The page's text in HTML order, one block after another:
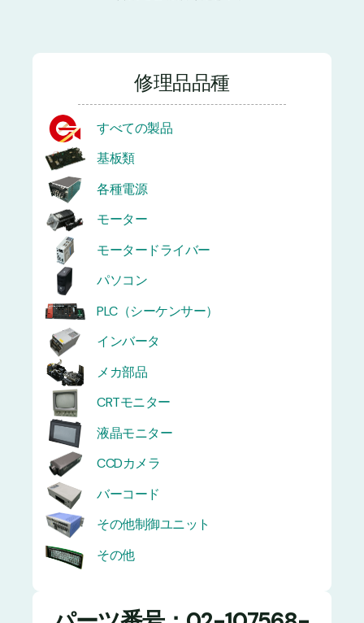
修理品品種
すべての製品
基板類
各種電源
モーター
モータードライバー
パソコン
PLC（シーケンサー）
インバータ
メカ部品
CRTモニター
液晶モニター
CCDカメラ
バーコード
その他制御ユニット
その他